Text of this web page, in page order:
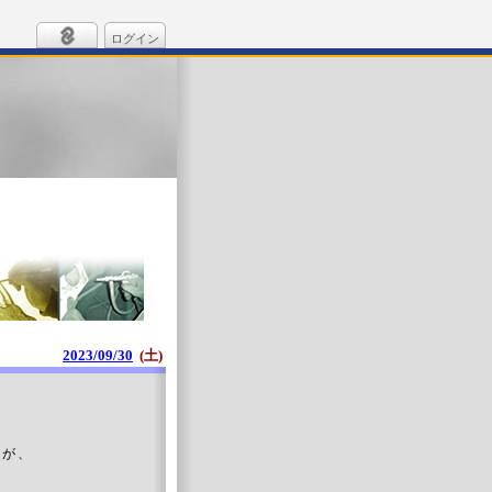
ログイン
2023/09/30 (土)
、